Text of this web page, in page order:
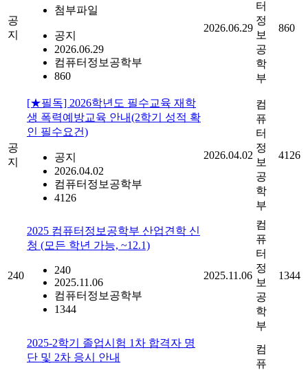
공
지
첨부파일
공지
2026.06.29
컴퓨터정보공학부
860
2026.06.29
터
정
보
공
학
부
860
공
지
[★필독] 2026학년도 필수교육 재학
생 폭력예방교육 안내(2학기 성적 확
인 필수요건)
공지
2026.04.02
컴퓨터정보공학부
4126
2026.04.02
컴
퓨
터
정
보
공
학
부
4126
240
2025 컴퓨터정보공학부 산업견학 신
청 (모든 학년 가능, ~12.1)
240
2025.11.06
컴퓨터정보공학부
1344
2025.11.06
컴
퓨
터
정
보
공
학
부
1344
2025-2학기 졸업시험 1차 합격자 명
단 및 2차 응시 안내
컴
퓨